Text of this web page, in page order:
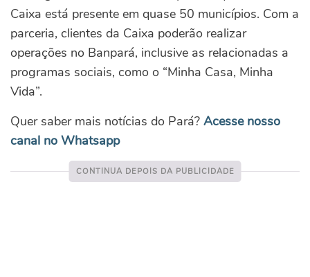
Caixa está presente em quase 50 municípios. Com a
parceria, clientes da Caixa poderão realizar
operações no Banpará, inclusive as relacionadas a
programas sociais, como o “Minha Casa, Minha
Vida”.
Quer saber mais notícias do Pará? Acesse nosso
canal no Whatsapp